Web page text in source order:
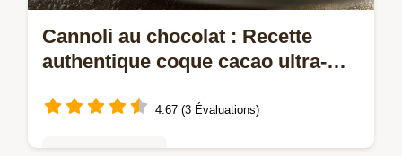
Cannoli au chocolat : Recette
authentique coque cacao ultra-
4.67 (3 Évaluations)